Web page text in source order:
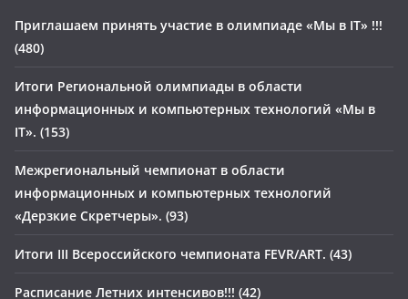
Приглашаем принять участие в олимпиаде «Мы в IT» !!!
(480)
Итоги Региональной олимпиады в области
информационных и компьютерных технологий «Мы в
IT». (153)
Межрегиональный чемпионат в области
информационных и компьютерных технологий
«Дерзкие Скретчеры». (93)
Итоги III Всероссийского чемпионата FEVR/ART. (43)
Расписание Летних интенсивов!!! (42)